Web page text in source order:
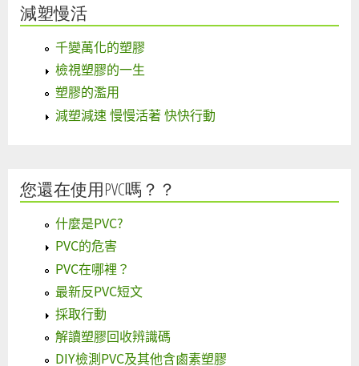
減塑慢活
千變萬化的塑膠
檢視塑膠的一生
塑膠的濫用
減塑減速 慢慢活著 快快行動
您還在使用PVC嗎？？
什麼是PVC?
PVC的危害
PVC在哪裡？
最新反PVC短文
採取行動
解讀塑膠回收辨識碼
DIY檢測PVC及其他含鹵素塑膠